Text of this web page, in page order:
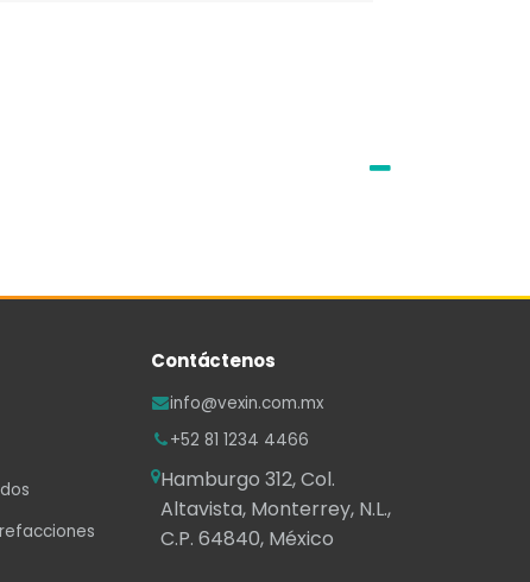
Contáctenos
info@vexin.com.mx
+52 81 1234 4466
Hamburgo 312, Col.
Altavista, Monterrey, N.L.,
C.P. 64840, México